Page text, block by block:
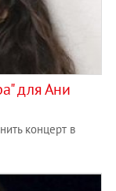
для Ани
концерт в